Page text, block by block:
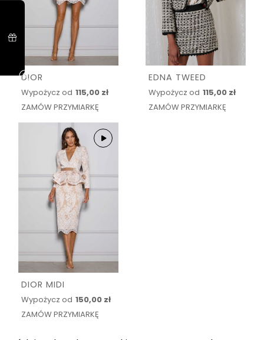
DIOR
Wypożycz od 115,00 zł
ZAMÓW PRZYMIARKĘ
EDNA TWEED
Wypożycz od 115,00 zł
ZAMÓW PRZYMIARKĘ
DIOR MIDI
Wypożycz od 150,00 zł
ZAMÓW PRZYMIARKĘ